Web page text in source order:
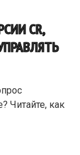
CR,
Читайте, как